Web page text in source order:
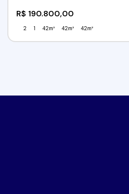
R$ 190.800,00
2 1 42m² 42m² 42m²